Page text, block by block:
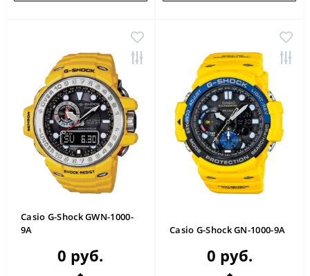
Casio G-Shock GWN-1000-
9A
0 руб.
Casio G-Shock GN-1000-9A
0 руб.